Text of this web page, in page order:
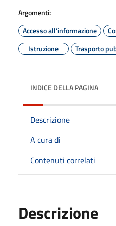
Argomenti:
Accesso all'informazione
Istruzione
Trasporto
INDICE DELLA PAGINA
Descrizione
A cura di
Contenuti correlati
Descrizione